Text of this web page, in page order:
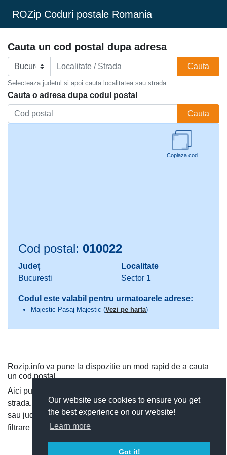
Our website use cookies to ensure you get
the best experience on our website!
Learn more
Got it!
ROZip Coduri postale Romania
Cauta un cod postal dupa adresa
Cauta
Selecteaza judetul si apoi cauta localitatea sau strada.
Cauta o adresa dupa codul postal
Cauta
Cod postal: 010022
Copiaza cod
Județ
Bucuresti
Localitate
Sector 1
Codul este valabil pentru urmatoarele adrese:
Majestic Pasaj Majestic (Vezi pe harta)
Rozip.info va pune la dispozitie un mod rapid de a cauta
un cod postal.
Aici puteti cauta dupa judet si localitate, sau direct dupa
strada. Puteti vedea toate codurile postale dintr-o localitate
sau judet, si cauta rapid un cod postal, utilizand functia de
filtrare a codurilor postale.